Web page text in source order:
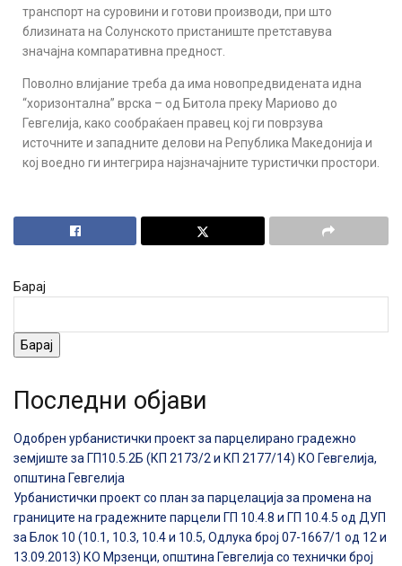
транспорт на суровини и готови производи, при што
близината на Солунското пристаниште претставува
значајна компаративна предност.
Поволно влијание треба да има новопредвидената идна
“хоризонтална” врска – од Битола преку Мариово до
Гевгелија, како сообраќаен правец кој ги поврзува
источните и западните делови на Република Македонија и
кој воедно ги интегрира најзначајните туристички простори.
Барај
Барај
Последни објави
Одобрен урбанистички проект за парцелирано градежно
земјиште за ГП10.5.2Б (КП 2173/2 и КП 2177/14) КО Гевгелија,
општина Гевгелија
Урбанистички проект со план за парцелација за промена на
границите на градежните парцели ГП 10.4.8 и ГП 10.4.5 од ДУП
за Блок 10 (10.1, 10.3, 10.4 и 10.5, Одлука број 07-1667/1 од 12 и
13.09.2013) КО Мрзенци, општина Гевгелија со технички број